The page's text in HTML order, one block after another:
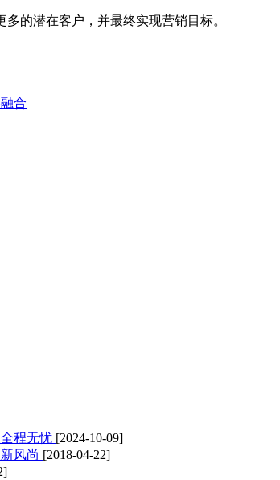
的潜在客户，并最终实现营销目标。
合
程无忧 [2024-10-09]
风尚 [2018-04-22]